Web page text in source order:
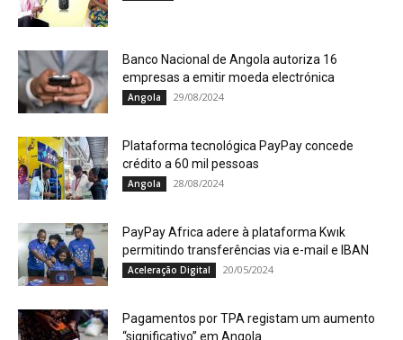
Banco Nacional de Angola autoriza 16
empresas a emitir moeda electrónica
Angola 29/08/2024
Plataforma tecnológica PayPay concede
crédito a 60 mil pessoas
Angola 28/08/2024
PayPay Africa adere à plataforma Kwık
permitindo transferências via e-mail e IBAN
Aceleração Digital 20/05/2024
Pagamentos por TPA registam um aumento
“significativo” em Angola